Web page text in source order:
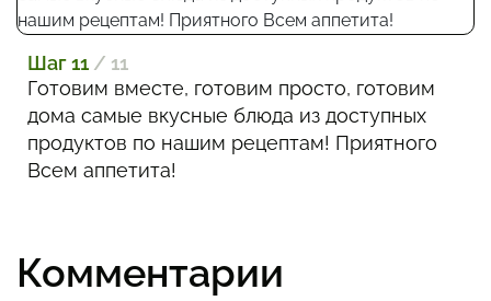
Шаг 11 / 11
Готовим вместе, готовим просто, готовим
дома самые вкусные блюда из доступных
продуктов по нашим рецептам! Приятного
Всем аппетита!
Комментарии